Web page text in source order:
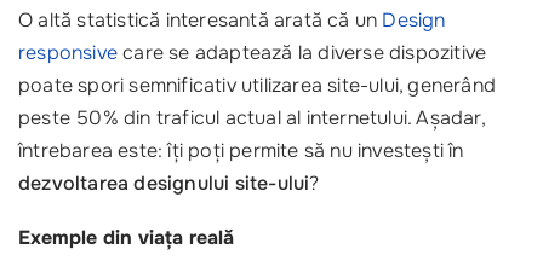
O altă statistică interesantă arată că un Design
responsivecare se adaptează la diverse dispozitive
poate spori semnificativ utilizarea site-ului, generând
peste 50% din traficul actual al internetului. Așadar,
întrebarea este: îți poți permite să nu investești în
dezvoltarea designului site-ului?
Exemple din viața reală